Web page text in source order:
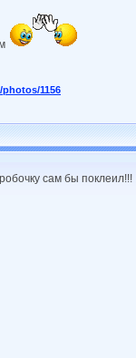
1156
сам бы поклеил!!!